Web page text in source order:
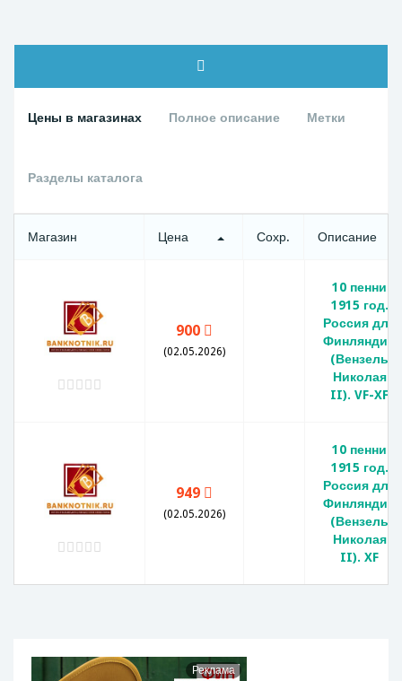
Цены в магазинах Полное описание Метки
Разделы каталога
Магазин Цена Сохр. Описание
900
(02.05.2026)
10 пенни
1915 год.
Россия для
Финляндии
(Вензель
Николая
II). VF-XF
949
(02.05.2026)
10 пенни
1915 год.
Россия для
Финляндии
(Вензель
Николая
II). XF
Реклама